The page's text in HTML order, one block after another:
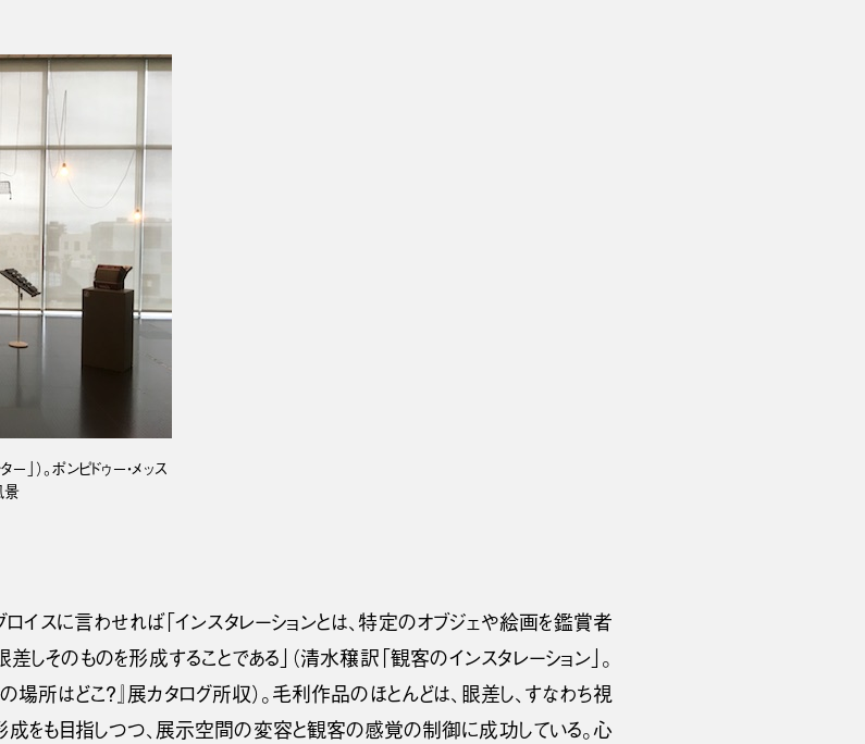
）。ポンピドゥー・メッス
景
イスに言わせれば「インスタレーションとは、特定のオブジェや絵画を鑑賞者
しそのものを形成することである」（清水穣訳「観客のインスタレーション」。
場所はどこ？』展カタログ所収）。毛利作品のほとんどは、眼差し、すなわち視
をも目指しつつ、展示空間の変容と観客の感覚の制御に成功している。心